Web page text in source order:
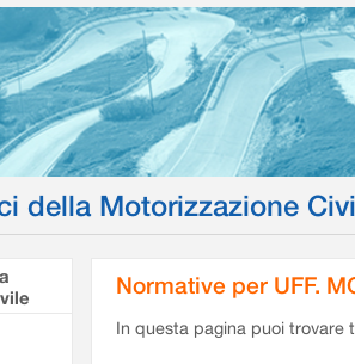
della Motorizzazione
Normative per UFF.
In questa pagina puoi